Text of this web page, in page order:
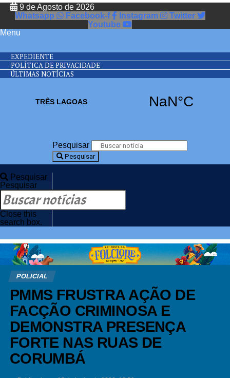
9 de Agosto de 2026
Whatsapp
Facebook-f Instagram
Twitter
Youtube
Menu
EXPEDIENTE
POLÍTICA DE PRIVACIDADE
ÚLTIMAS NOTÍCIAS
Pesquisar
Pesquisar
Pesquisar
Pesquisar
Close this
search box.
POLICIAL
PMMS FRUSTRA AÇÃO DE
FACÇÃO CRIMINOSA E
DEMONSTRA PRESENÇA
FORTE NAS RUAS DE
CORUMBÁ